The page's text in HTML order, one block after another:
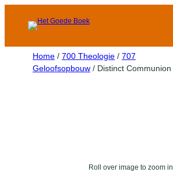
Home / 700 Theologie / 707
Geloofsopbouw / Distinct Communion
Roll over image to zoom in